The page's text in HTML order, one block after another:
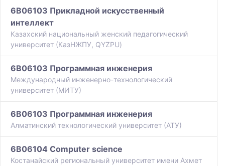
6B06103 Прикладной искусственный
интеллект
Казахский национальный женский педагогический
университет (КазНЖПУ, QYZPU)
6B06103 Программная инженерия
Международный инженерно-технологический
университет (МИТУ)
6B06103 Программная инженерия
Алматинский технологический университет (АТУ)
6B06104 Computer science
Костанайский региональный университет имени Ахмет